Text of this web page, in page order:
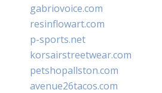
gabriovoice.com
resinflowart.com
p-sports.net
korsairstreetwear.com
petshopallston.com
avenue26tacos.com